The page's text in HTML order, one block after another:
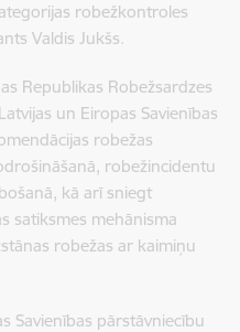
robežkontroles
Valdis Jukšs.
Republikas Robežsardzes
un Eiropas Savienības
robežas
robežincidentu
kā arī sniegt
satiksmes mehānisma
robežas ar kaimiņu
Savienības pārstāvniecību